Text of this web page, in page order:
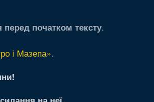
перед початком тексту.
і Мазепа».